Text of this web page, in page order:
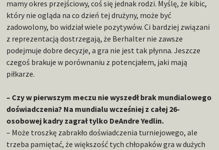
mamy okres przejściowy, coś się jednak rodzi. Myślę, że kibic,
który nie ogląda na co dzień tej drużyny, może być
zadowolony, bo widział wiele pozytywów. Ci bardziej związani
z reprezentacją dostrzegają, że Berhalter nie zawsze
podejmuje dobre decyzje, a gra nie jest tak płynna. Jeszcze
czegoś brakuje w porównaniu z potencjałem, jaki mają
piłkarze.
– Czy w pierwszym meczu nie wyszedł brak mundialowego
doświadczenia? Na mundialu wcześniej z całej 26-
osobowej kadry zagrał tylko DeAndre Yedlin.
– Może troszkę zabrakło doświadczenia turniejowego, ale
trzeba pamiętać, że większość tych chłopaków gra w dużych